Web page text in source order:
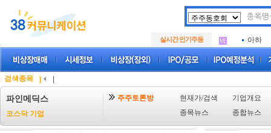
실시간 인기주동
아크로
.
삼성메
아하
.
삼성메
검색종목
파인메딕스
코스닥 기업
주주토론방 현재가/검색
기업개요
종목뉴스
종합뉴스